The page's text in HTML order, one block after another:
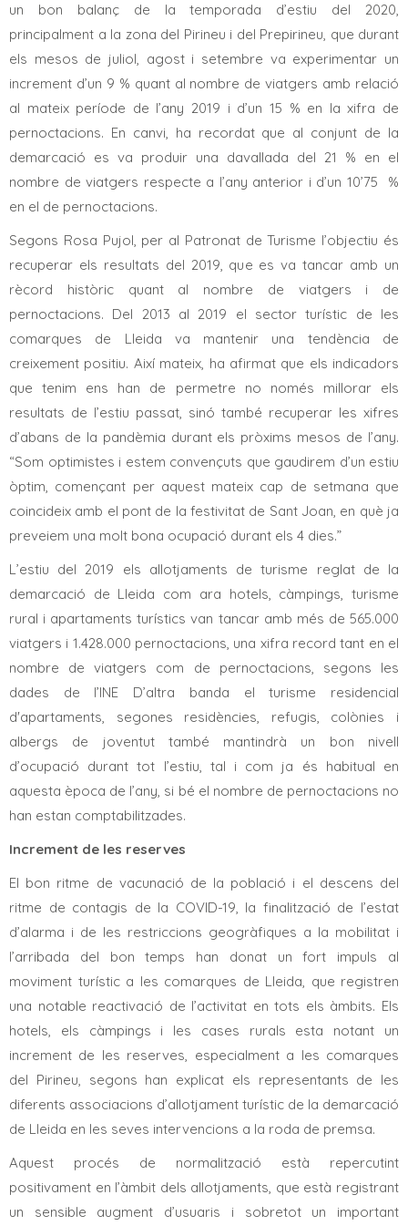
un bon balanç de la temporada d’estiu del 2020,
principalment a la zona del Pirineu i del Prepirineu, que durant
els mesos de juliol, agost i setembre va experimentar un
increment d’un 9 % quant al nombre de viatgers amb relació
al mateix període de l’any 2019 i d’un 15 % en la xifra de
pernoctacions. En canvi, ha recordat que al conjunt de la
demarcació es va produir una davallada del 21 % en el
nombre de viatgers respecte a l’any anterior i d’un 10’75 %
en el de pernoctacions.
Segons Rosa Pujol, per al Patronat de Turisme l’objectiu és
recuperar els resultats del 2019, que es va tancar amb un
rècord històric quant al nombre de viatgers i de
pernoctacions. Del 2013 al 2019 el sector turístic de les
comarques de Lleida va mantenir una tendència de
creixement positiu. Així mateix, ha afirmat que els indicadors
que tenim ens han de permetre no només millorar els
resultats de l’estiu passat, sinó també recuperar les xifres
d’abans de la pandèmia durant els pròxims mesos de l’any.
“Som optimistes i estem convençuts que gaudirem d’un estiu
òptim, començant per aquest mateix cap de setmana que
coincideix amb el pont de la festivitat de Sant Joan, en què ja
preveiem una molt bona ocupació durant els 4 dies.”
L’estiu del 2019 els allotjaments de turisme reglat de la
demarcació de Lleida com ara hotels, càmpings, turisme
rural i apartaments turístics van tancar amb més de 565.000
viatgers i 1.428.000 pernoctacions, una xifra record tant en el
nombre de viatgers com de pernoctacions, segons les
dades de l’INE D’altra banda el turisme residencial
d'apartaments, segones residències, refugis, colònies i
albergs de joventut també mantindrà un bon nivell
d’ocupació durant tot l’estiu, tal i com ja és habitual en
aquesta època de l’any, si bé el nombre de pernoctacions no
han estan comptabilitzades.
Increment de les reserves
El bon ritme de vacunació de la població i el descens del
ritme de contagis de la COVID-19, la finalització de l’estat
d’alarma i de les restriccions geogràfiques a la mobilitat i
l’arribada del bon temps han donat un fort impuls al
moviment turístic a les comarques de Lleida, que registren
una notable reactivació de l’activitat en tots els àmbits. Els
hotels, els càmpings i les cases rurals esta notant un
increment de les reserves, especialment a les comarques
del Pirineu, segons han explicat els representants de les
diferents associacions d’allotjament turístic de la demarcació
de Lleida en les seves intervencions a la roda de premsa.
Aquest procés de normalització està repercutint
positivament en l’àmbit dels allotjaments, que està registrant
un sensible augment d’usuaris i sobretot un important